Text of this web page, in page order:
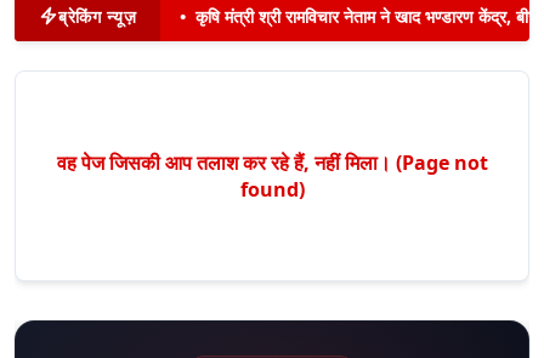
ब्रेकिंग न्यूज़ • कृषि मंत्री श्री रामविचार नेताम ने खाद भण्डारण केंद्र,
वह पेज जिसकी आप तलाश कर रहे हैं, नहीं मिला। (Page not
found)